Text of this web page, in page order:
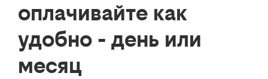
оплачивайте как
удобно - день или
месяц